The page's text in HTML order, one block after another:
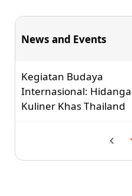
News and Events
Kegiatan Budaya
Internasional:
Kuliner Khas Thailand